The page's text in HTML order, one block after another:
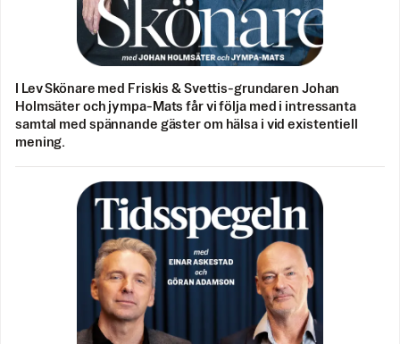
I Lev Skönare med Friskis & Svettis-grundaren Johan
Holmsäter och jympa-Mats får vi följa med i intressanta
samtal med spännande gäster om hälsa i vid existentiell
mening.